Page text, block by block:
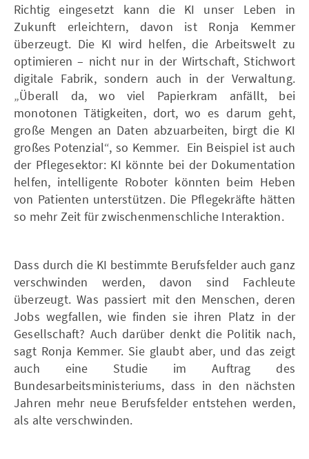
Richtig eingesetzt kann die KI unser Leben in
Zukunft erleichtern, davon ist Ronja Kemmer
überzeugt. Die KI wird helfen, die Arbeitswelt zu
optimieren – nicht nur in der Wirtschaft, Stichwort
digitale Fabrik, sondern auch in der Verwaltung.
„Überall da, wo viel Papierkram anfällt, bei
monotonen Tätigkeiten, dort, wo es darum geht,
große Mengen an Daten abzuarbeiten, birgt die KI
großes Potenzial“, so Kemmer. Ein Beispiel ist auch
der Pflegesektor: KI könnte bei der Dokumentation
helfen, intelligente Roboter könnten beim Heben
von Patienten unterstützen. Die Pflegekräfte hätten
so mehr Zeit für zwischenmenschliche Interaktion.
Dass durch die KI bestimmte Berufsfelder auch ganz
verschwinden werden, davon sind Fachleute
überzeugt. Was passiert mit den Menschen, deren
Jobs wegfallen, wie finden sie ihren Platz in der
Gesellschaft? Auch darüber denkt die Politik nach,
sagt Ronja Kemmer. Sie glaubt aber, und das zeigt
auch eine Studie im Auftrag des
Bundesarbeitsministeriums, dass in den nächsten
Jahren mehr neue Berufsfelder entstehen werden,
als alte verschwinden.